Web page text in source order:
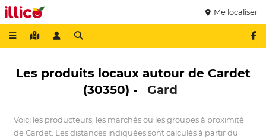
Me localiser
Les produits locaux autour de Cardet
(30350) -
Gard
Voici les producteurs, les marchés ou les groupes à proximité
de Cardet. Les distances indiquées sont calculés à partir du